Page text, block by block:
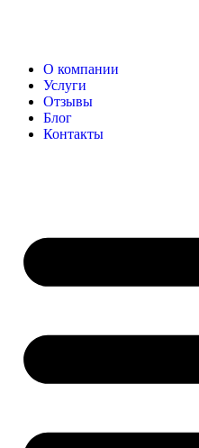
О компании
Услуги
Отзывы
Блог
Контакты